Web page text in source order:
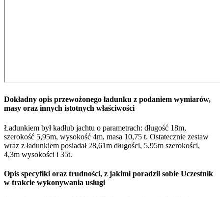
Dokładny opis przewożonego ładunku z podaniem wymiarów,
masy oraz innych istotnych właściwości
Ładunkiem był kadłub jachtu o parametrach: długość 18m,
szerokość 5,95m, wysokość 4m, masa 10,75 t. Ostatecznie zestaw
wraz z ładunkiem posiadał 28,61m długości, 5,95m szerokości,
4,3m wysokości i 35t.
Opis specyfiki oraz trudności, z jakimi poradził sobie Uczestnik
w trakcie wykonywania usługi